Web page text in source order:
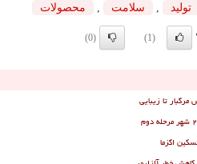
تولید سلامت محصولات
(1)
(0)
تا زیبایی
اگزما